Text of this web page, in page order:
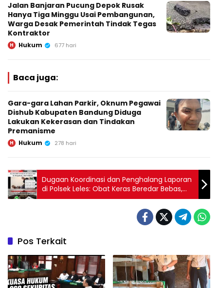
Jalan Banjaran Pucung Depok Rusak
Hanya Tiga Minggu Usai Pembangunan,
Warga Desak Pemerintah Tindak Tegas
Kontraktor
H Hukum 677 hari
Baca juga:
Gara-gara Lahan Parkir, Oknum Pegawai
Dishub Kabupaten Bandung Diduga
Lakukan Kekerasan dan Tindakan
Premanisme
H Hukum 278 hari
Dugaan Koordinasi dan Penghalang Laporan
di Polsek Leles: Obat Keras Beredar Bebas,
Kanit Reskrim Justru Menghindar
Pos Terkait